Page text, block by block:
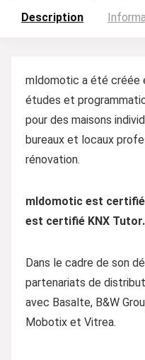
Description
mldomotic a été créée
études et
pour des maisons
bureaux et locaux
rénovation.
mldomotic est
est certifié KNX Tutor.
Dans le cadre de son
partenariats de
avec Basalte, B&W
Mobotix et Vitrea.